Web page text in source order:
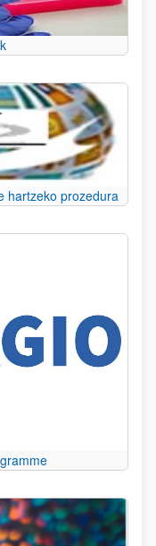
hartzeko prozedura